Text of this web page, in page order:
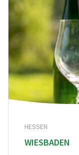
HESSEN
WIESBADEN